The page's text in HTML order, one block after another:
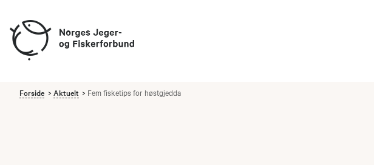
Forside Aktuelt Fem fisketips for høstgjedda